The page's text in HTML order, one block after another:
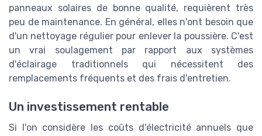
panneaux solaires de bonne qualité, requièrent très
peu de maintenance. En général, elles n'ont besoin que
d'un nettoyage régulier pour enlever la poussière. C'est
un vrai soulagement par rapport aux systèmes
d'éclairage traditionnels qui nécessitent des
remplacements fréquents et des frais d'entretien.
Un investissement rentable
Si l'on considère les coûts d'électricité annuels que